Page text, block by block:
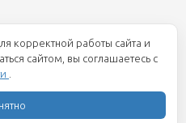
1945
по всей России
корректной работы сайта и
сайтом, вы соглашаетесь с